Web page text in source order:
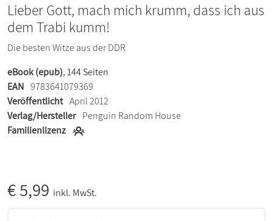
Lieber Gott, mach mich krumm, dass ich aus
dem Trabi kumm!
Die besten Witze aus der DDR
eBook (epub), 144 Seiten
EAN 9783641079369
Veröffentlicht April 2012
Verlag/Hersteller Penguin Random House
Familienlizenz
€5,99 inkl. MwSt.